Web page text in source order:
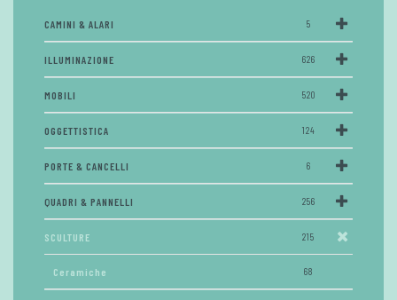
CAMINI & ALARI 5
ILLUMINAZIONE 626
MOBILI 520
OGGETTISTICA 124
PORTE & CANCELLI 6
QUADRI & PANNELLI 256
SCULTURE 215
Ceramiche 68